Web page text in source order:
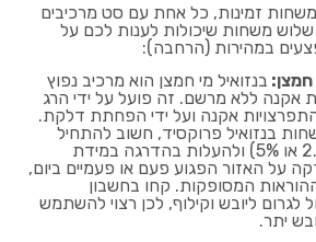
משחות זמינות, כל אחת עם סט מרכיבים
שלוש משחות שיכולות לענות לכם על
במהירות (הרחבה):
בנזואיל מי חמצן הוא מרכיב נפוץ
ללא מרשם. זה פועל על ידי הרג
אקנה ועל ידי הפחתת דלקת.
בנזואיל פרוקסיד, חשוב להתחיל
בריכוז נמוך יותר (2.5% או 5%) ולהעלות בהדרגה במידת
על האזור הפגוע פעם או פעמיים ביום,
המסופקות. קחו בחשבון
לגרום ליובש וקילוף, לכן רצוי להשתמש
יתר.